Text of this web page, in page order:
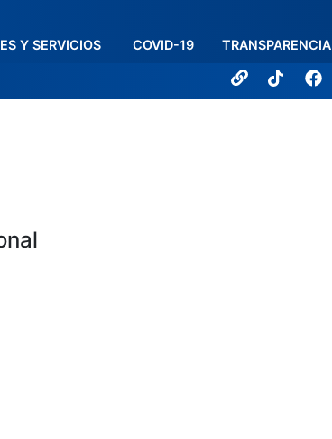
Y SERVICIOS COVID-19 TRANSPARENCIA